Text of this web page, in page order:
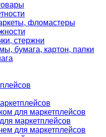
фломастеры
стержни
бумага, картон, папки
для маркетплейсов
маркетплейсов
для маркетплейсов